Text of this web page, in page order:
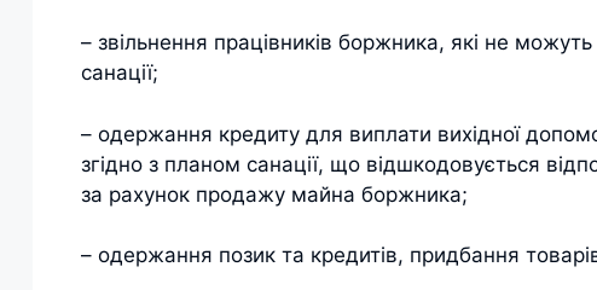
– звільнення працівників боржника, які не
санації;
– одержання кредиту для виплати вихідної
згідно з планом санації, що відшкодовується
за рахунок продажу майна боржника;
– одержання позик та кредитів, придбання